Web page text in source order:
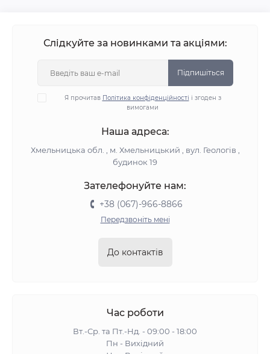
Слідкуйте за новинками та акціями:
Підпишіться
Я прочитав Політика конфіденційності і згоден з
вимогами
Наша адреса:
Хмельницька обл. , м. Хмельницький , вул. Геологів ,
будинок 19
Зателефонуйте нам:
+38 (067)-966-8866
Передзвоніть мені
До контактів
Час роботи
Вт.-Ср. та Пт.-Нд. - 09:00 - 18:00
Пн - Вихідний